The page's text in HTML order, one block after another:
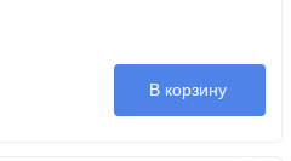
В корзину